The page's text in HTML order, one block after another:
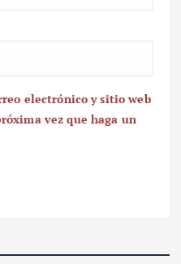
electrónico y sitio web
vez que haga un